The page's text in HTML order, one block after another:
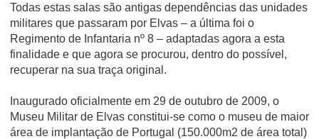
Todas estas salas são antigas dependências das unidades
militares que passaram por Elvas – a última foi o
Regimento de Infantaria nº 8 – adaptadas agora a esta
finalidade e que agora se procurou, dentro do possível,
recuperar na sua traça original.
Inaugurado oficialmente em 29 de outubro de 2009, o
Museu Militar de Elvas constitui-se como o museu de maior
área de implantação de Portugal (150.000m2 de área total)